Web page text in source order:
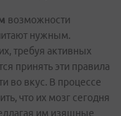
возможности
нужным.
требуя активных
принять эти правила
во вкус. В процессе
что их мозг сегодня
им изящные